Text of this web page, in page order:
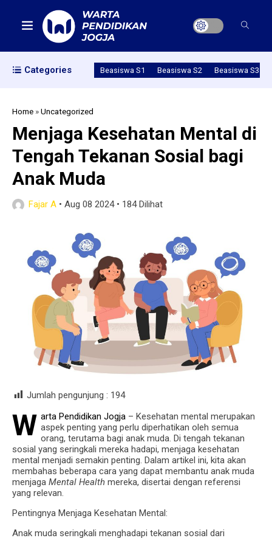
Categories Beasiswa S1 Beasiswa S2 Beasiswa S3
Home »Uncategorized
Menjaga Kesehatan Mental di
Tengah Tekanan Sosial bagi
Anak Muda
Fajar A • Aug 08 2024• 184 Dilihat
Jumlah pengunjung : 194
W arta Pendidikan Jogja – Kesehatan mental merupakan
aspek penting yang perlu diperhatikan oleh semua
orang, terutama bagi anak muda. Di tengah tekanan
sosial yang seringkali mereka hadapi, menjaga kesehatan
mental menjadi semakin penting. Dalam artikel ini, kita akan
membahas beberapa cara yang dapat membantu anak muda
menjaga Mental Health mereka, disertai dengan referensi
yang relevan.
Pentingnya Menjaga Kesehatan Mental:
Anak muda seringkali menghadapi tekanan sosial dari